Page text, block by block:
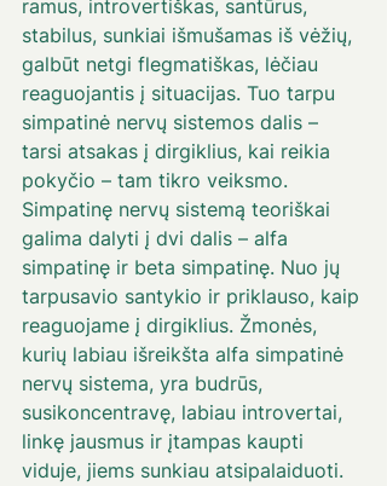
ramus, introvertiškas, santūrus,
stabilus, sunkiai išmušamas iš vėžių,
galbūt netgi flegmatiškas, lėčiau
reaguojantis į situacijas. Tuo tarpu
simpatinė nervų sistemos dalis –
tarsi atsakas į dirgiklius, kai reikia
pokyčio – tam tikro veiksmo.
Simpatinę nervų sistemą teoriškai
galima dalyti į dvi dalis – alfa
simpatinę ir beta simpatinę. Nuo jų
tarpusavio santykio ir priklauso, kaip
reaguojame į dirgiklius. Žmonės,
kurių labiau išreikšta alfa simpatinė
nervų sistema, yra budrūs,
susikoncentravę, labiau introvertai,
linkę jausmus ir įtampas kaupti
viduje, jiems sunkiau atsipalaiduoti.